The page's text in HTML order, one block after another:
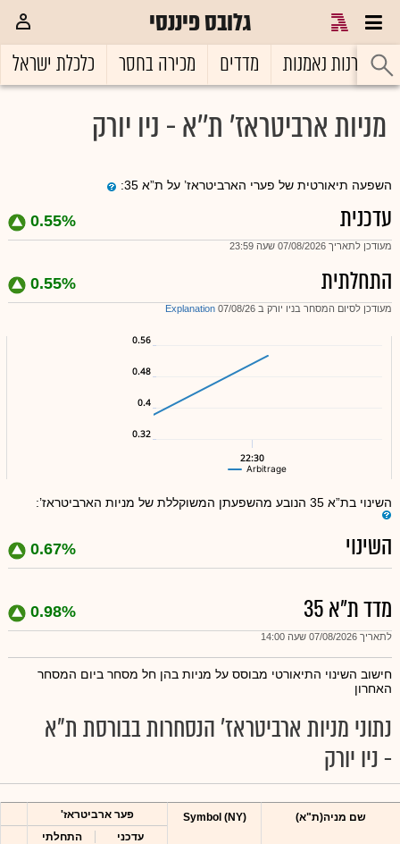
גלובס פיננסי
קרנות נאמנות מדדים מכירה בחסר כלכלת ישראל
מניות ארביטראז' ת''א - ניו יורק
השפעה תיאורטית של פערי הארביטראז’ על ת”א 35:
עדכנית 0.55%
מעודכן לתאריך 07/08/2026 שעה 23:59
התחלתית 0.55%
מעודכן לסיום המסחר בניו יורק ב 07/08/26 Explanation
Arbitrage
22:30
0.32
0.4
0.48
0.56
השינוי בת”א 35 הנובע מהשפעתן המשוקללת של מניות הארביטראז’:
השינוי 0.67%
מדד ת"א 35 0.98%
לתאריך 07/08/2026 שעה 14:00
חישוב השינוי התיאורטי מבוסס על מניות בהן חל מסחר ביום המסחר
האחרון
נתוני מניות ארביטראז' הנסחרות בבורסת ת"א
- ניו יורק
שם מניה(ת"א) Symbol (NY)
פער ארביטראז'
עדכני
התחלתי